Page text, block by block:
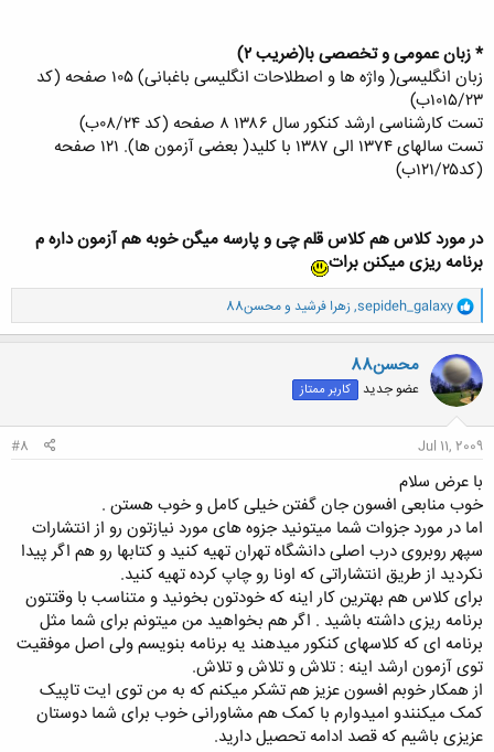
* زبان عمومی و تخصصی با(ضریب ۲)
زبان انگلیسی( واژه ها و اصطلاحات انگلیسی باغبانی) ۱۰۵ صفحه (کد
۱۰۱۵/۲۳ب)
تست کارشناسی ارشد کنکور سال ۱۳۸۶ ۸ صفحه (کد ۰۸/۲۴ب)
تست سالهای ۱۳۷۴ الی ۱۳۸۷ با کلید( بعضی آزمون ها). ۱۲۱ صفحه
(کد۱۲۱/۲۵ب)
در مورد کلاس هم کلاس قلم چی و پارسه میگن خوبه هم آزمون داره م
برنامه ریزی میکنن برات
و
ا
ک
ن
ش
ه
ا
sepideh_galaxy
,زهرا فرشید و محسن88
محسن88
عضو جدید کاربر ممتاز
Jul 11, 2009
#8
با عرض سلام
خوب منابعی افسون جان گفتن خیلی کامل و خوب هستن .
اما در مورد جزوات شما میتونید جزوه های مورد نیازتون رو از انتشارات
سپهر روبروی درب اصلی دانشگاه تهران تهیه کنید و کتابها رو هم اگر پیدا
نکردید از طریق انتشاراتی که اونا رو چاپ کرده تهیه کنید.
برای کلاس هم بهترین کار اینه که خودتون بخونید و متناسب با وقتتون
برنامه ریزی داشته باشید . اگر هم بخواهید من میتونم برای شما مثل
برنامه ای که کلاسهای کنکور میدهند یه برنامه بنویسم ولی اصل موفقیت
توی آزمون ارشد اینه : تلاش و تلاش و تلاش.
از همکار خوبم افسون عزیز هم تشکر میکنم که به من توی ایت تاپیک
کمک میکنندو امیدوارم با کمک هم مشاورانی خوب برای شما دوستان
عزیزی باشیم که قصد ادامه تحصیل دارید.